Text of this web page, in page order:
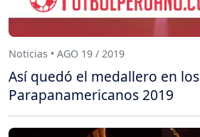
Noticias • AGO 19 / 2019
Así quedó el medallero en los
Parapanamericanos 2019